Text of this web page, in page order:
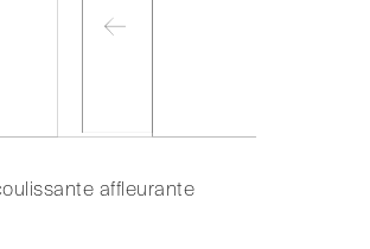
affleurante